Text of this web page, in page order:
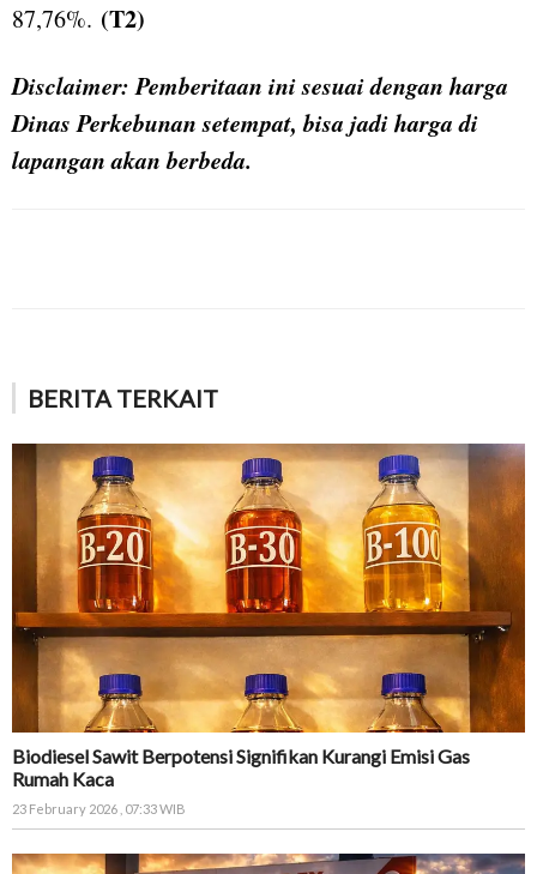
87,76%. (T2)
Disclaimer: Pemberitaan ini sesuai dengan harga
Dinas Perkebunan setempat, bisa jadi harga di
lapangan akan berbeda.
BERITA TERKAIT
Biodiesel Sawit Berpotensi Signifikan Kurangi Emisi Gas
Rumah Kaca
23 February 2026 , 07:33 WIB